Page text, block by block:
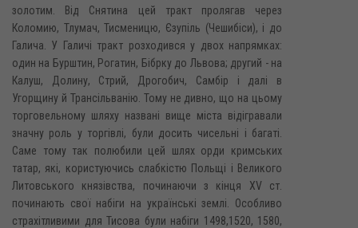
золотим. Від Снятина цей тракт пролягав через
Коломию, Тлумач, Тисменицю, Єзупіль (Чешибіси), і до
Галича. У Галичі тракт розходився у двох напрямках:
один на Бурштин, Рогатин, Бібрку до Львова; другий - на
Калуш, Долину, Стрий, Дрогобич, Самбір і далі в
Угорщину й Трансільванію. Тому не дивно, що на цьому
торговельному шляху названі вище міста відігравали
значну роль у торгівлі, були досить чисельні і багаті.
Саме тому так полюбили цей шлях орди кримських
татар, які, користуючись слабкістю Польщі і Великого
Литовського князівства, починаючи з кінця XV ст.
починають свої набіги на українські землі. Особливо
страхітливими для Тисова були набіги 1498,1520, 1580,